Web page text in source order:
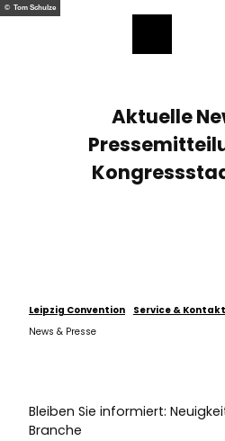
Z© Tom Schulze
Aktuelle
Leipzig Convention
Service & Kontakt
News & Presse
Bleiben Sie informiert:
Branche